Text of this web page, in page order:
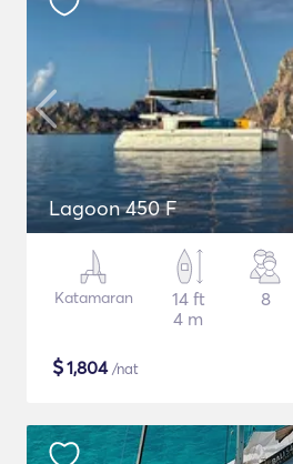
Lagoon 450 F
Katamaran
14 ft
4 m
8
$1,804/nat